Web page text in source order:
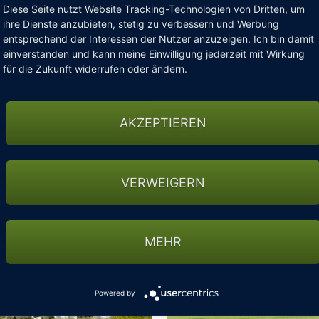
umliegende Natur beim Wandern und Fahrradfahren
bietet die 7.000 Quadratmeter große Wasser- und
Der Familienbetrieb wird in der vierten Generation der
www.posthotel.at
Diese Seite nutzt Website Tracking-Technologien von Dritten, um
ihre Dienste anzubieten, stetig zu verbessern und Werbung
entsprechend der Interessen der Nutzer anzuzeigen. Ich bin damit
einverstanden und kann meine Einwilligung jederzeit mit Wirkung
für die Zukunft widerrufen oder ändern.
AKZEPTIEREN
VERWEIGERN
MEHR
Powered by